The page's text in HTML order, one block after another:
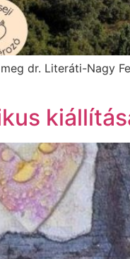
dr. Literáti-Nagy